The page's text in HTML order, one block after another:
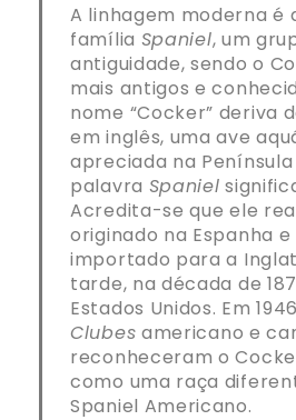
A linhagem moderna é
família Spaniel, um
antiguidade, sendo o
mais antigos e
nome “Cocker” deriva
em inglês, uma ave
apreciada na
palavra Spaniel
Acredita-se que ele
originado na Espanha
importado para a
tarde, na década de
Estados Unidos. Em
Clubes americano e
reconheceram o
como uma raça
Spaniel Americano.